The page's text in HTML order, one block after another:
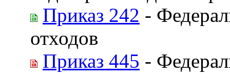
Приказ 242 -
отходов
Приказ 445 -